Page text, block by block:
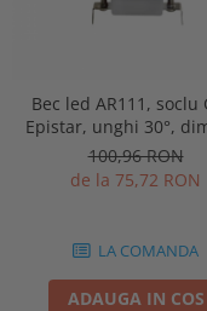
Bec led AR111, soclu
Epistar, unghi 30°,
12W, 12Vdc/Vac, alb
Optonica 1527
100,96 RON
de la 75,72 RON
LA COMANDA
ADAUGA IN COS